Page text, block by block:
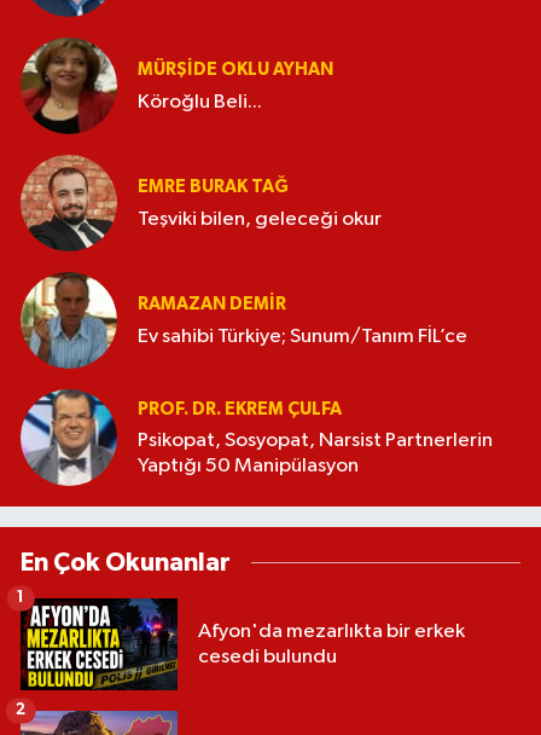
MÜRŞIDE OKLU AYHAN
Köroğlu Beli...
EMRE BURAK TAĞ
Teşviki bilen, geleceği okur
RAMAZAN DEMİR
Ev sahibi Türkiye; Sunum/Tanım FİL’ce
PROF. DR. EKREM ÇULFA
Psikopat, Sosyopat, Narsist Partnerlerin
Yaptığı 50 Manipülasyon
En Çok Okunanlar
Afyon'da mezarlıkta bir erkek
cesedi bulundu
1
2